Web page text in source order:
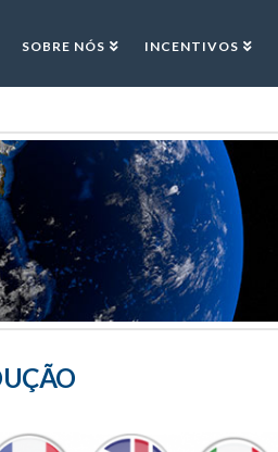
SOBRE NÓS INCENTIVOS